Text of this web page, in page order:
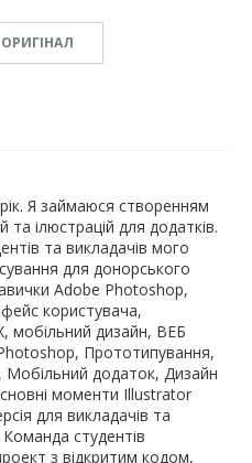
ОРИГІНАЛ
Я займаюся створенням
та ілюстрацій для додатків.
та викладачів мого
для донорського
Adobe Photoshop,
користувача,
мобільний дизайн, ВЕБ
Прототипування,
Мобільний додаток, Дизайн
моменти Illustrator
для викладачів та
студентів
з відкритим кодом,